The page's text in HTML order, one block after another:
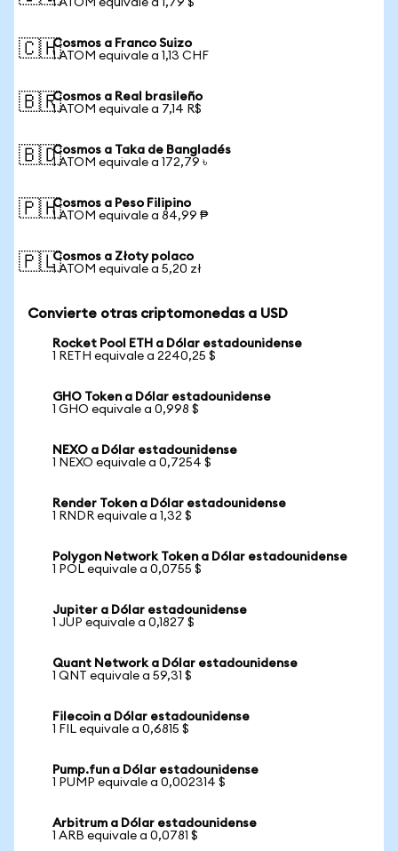
1 ATOM equivale a 1,79 $
🇨🇭Cosmos a Franco Suizo
1 ATOM equivale a 1,13 CHF
🇧🇷Cosmos a Real brasileño
1 ATOM equivale a 7,14 R$
🇧🇩Cosmos a Taka de Bangladés
1 ATOM equivale a 172,79 ৳
🇵🇭Cosmos a Peso Filipino
1 ATOM equivale a 84,99 ₱
🇵🇱Cosmos a Złoty polaco
1 ATOM equivale a 5,20 zł
Convierte otras criptomonedas a USD
Rocket Pool ETH a Dólar estadounidense
1 RETH equivale a 2240,25 $
GHO Token a Dólar estadounidense
1 GHO equivale a 0,998 $
NEXO a Dólar estadounidense
1 NEXO equivale a 0,7254 $
Render Token a Dólar estadounidense
1 RNDR equivale a 1,32 $
Polygon Network Token a Dólar estadounidense
1 POL equivale a 0,0755 $
Jupiter a Dólar estadounidense
1 JUP equivale a 0,1827 $
Quant Network a Dólar estadounidense
1 QNT equivale a 59,31 $
Filecoin a Dólar estadounidense
1 FIL equivale a 0,6815 $
Pump.fun a Dólar estadounidense
1 PUMP equivale a 0,002314 $
Arbitrum a Dólar estadounidense
1 ARB equivale a 0,0781 $